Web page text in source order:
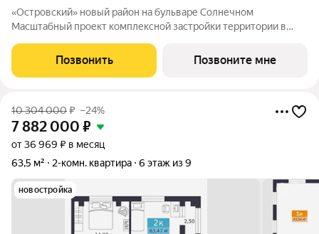
«Островский» новый район на бульваре Солнечном
Масштабный проект комплексной застройки территории в
«Царёво городище». На территории комплекса запланированы
жилые дома с уникальными планировками,
Позвонить Позвоните мне
10 304 000₽ –24%
7 882 000 ₽
от 36 969 ₽ в месяц
63,5 м²
2-комн. квартира 6 этаж из 9
новостройка